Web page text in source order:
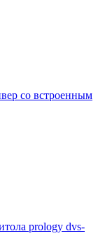
со встроенным
prology dvs-